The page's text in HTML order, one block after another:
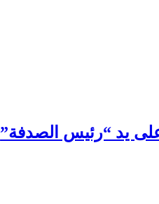
يد “رئيس الصدفة”